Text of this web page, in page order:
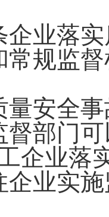
落实
常规监
全事
督部门
企业落
企业实